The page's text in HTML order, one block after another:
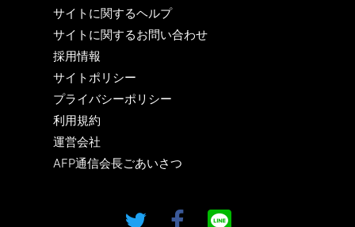
サイトに関するヘルプ
サイトに関するお問い合わせ
採用情報
サイトポリシー
プライバシーポリシー
利用規約
運営会社
AFP通信会長ごあいさつ